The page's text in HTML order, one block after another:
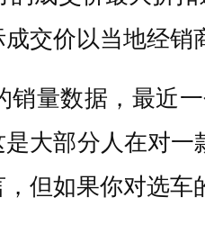
交价以当地经销
销量数据，最近
大部分人在对
但如果你对选车